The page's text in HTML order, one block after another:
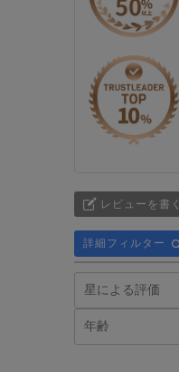
レビューを書く
詳細フィルター